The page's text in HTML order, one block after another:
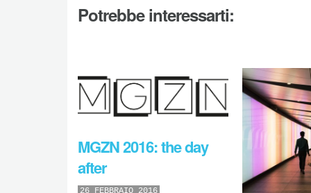
Potrebbe interessarti:
MGZN 2016: the day
after